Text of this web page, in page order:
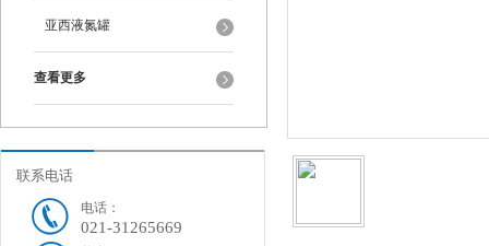
亚西液氮罐
查看更多
联系电话
电话：
021-31265669